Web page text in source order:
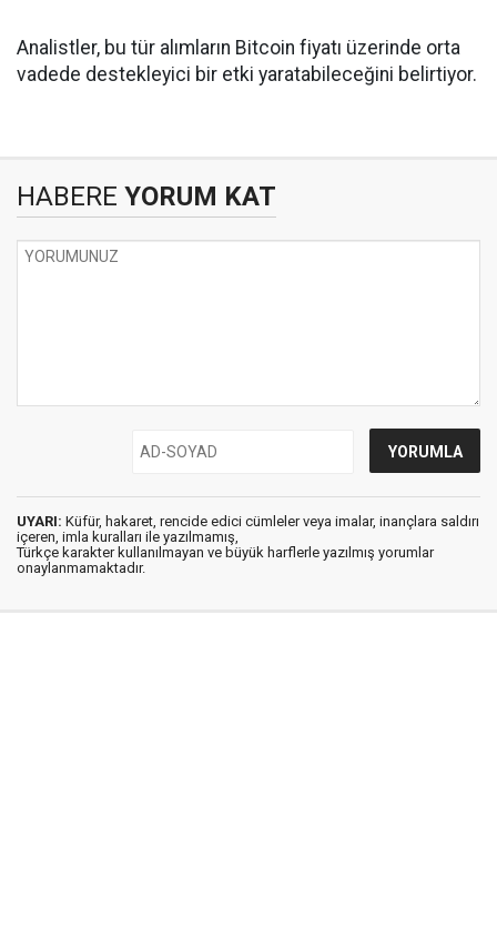
Analistler, bu tür alımların Bitcoin fiyatı üzerinde orta
vadede destekleyici bir etki yaratabileceğini belirtiyor.
HABERE YORUM KAT
UYARI: Küfür, hakaret, rencide edici cümleler veya imalar, inançlara saldırı
içeren, imla kuralları ile yazılmamış,
Türkçe karakter kullanılmayan ve büyük harflerle yazılmış yorumlar
onaylanmamaktadır.